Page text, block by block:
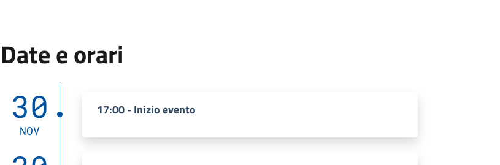
Date e orari
30
NOV
17:00 - Inizio evento